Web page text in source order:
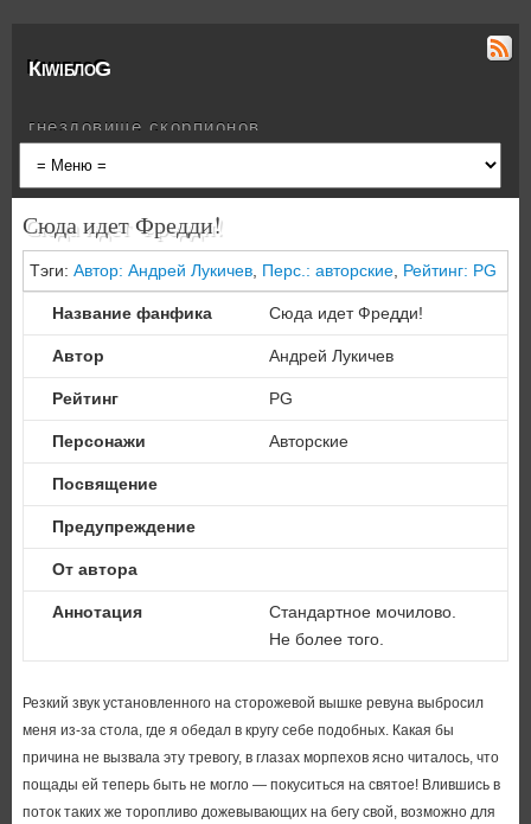
КiwiблоG
гнездовище скорпионов
Сюда идет Фредди!
Тэги: Автор: Андрей Лукичев, Перс.: авторские, Рейтинг: PG
Название фанфика Сюда идет Фредди!
Автор Андрей Лукичев
Рейтинг PG
Персонажи Авторские
Посвящение
Предупреждение
От автора
Аннотация
Стандартное мочилово.
Не более того.
Резкий звук установленного на сторожевой вышке ревуна выбросил
меня из-за стола, где я обедал в кругу себе подобных. Какая бы
причина не вызвала эту тревогу, в глазах морпехов ясно читалось, что
пощады ей теперь быть не могло — покуситься на святое! Влившись в
поток таких же торопливо дожевывающих на бегу свой, возможно для